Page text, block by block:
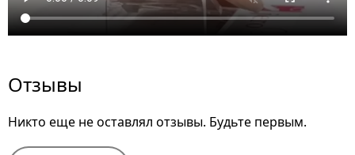
Отзывы
Никто еще не оставлял отзывы. Будьте первым.